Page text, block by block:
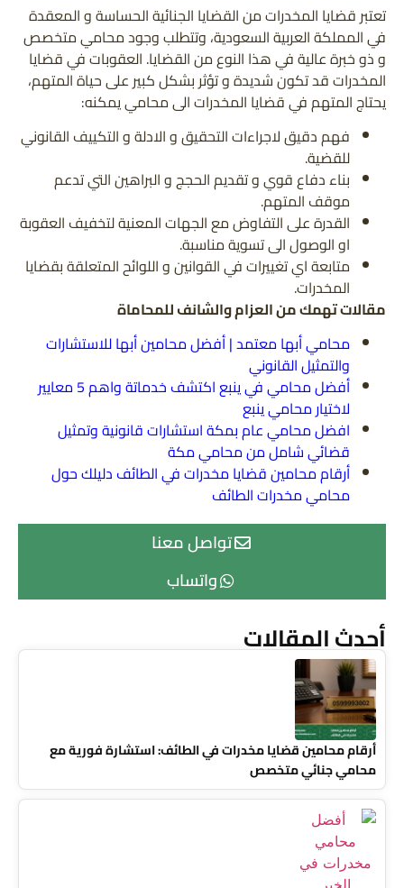
تواصل معنا
واتساب
أحدث المقالات
أرقام محامين قضايا مخدرات في الطائف: استشارة فورية مع
محامي جنائي متخصص
تعتبر قضايا المخدرات من القضايا الجنائية الحساسة و المعقدة
في المملكة العربية السعودية، وتتطلب وجود محامي متخصص
و ذو خبرة عالية في هذا النوع من القضايا. العقوبات في قضايا
المخدرات قد تكون شديدة و تؤثر بشكل كبير على حياة المتهم،
يحتاج المتهم في قضايا المخدرات الى محامي يمكنه:
فهم دقيق لاجراءات التحقيق و الادلة و التكييف القانوني
للقضية.
بناء دفاع قوي و تقديم الحجج و البراهين التي تدعم
موقف المتهم.
القدرة على التفاوض مع الجهات المعنية لتخفيف العقوبة
او الوصول الى تسوية مناسبة.
متابعة اي تغييرات في القوانين و اللوائح المتعلقة بقضايا
المخدرات.
مقالات تهمك من العزام والشانف للمحاماة
محامي أبها معتمد | أفضل محامين أبها للاستشارات
والتمثيل القانوني
أفضل محامي في ينبع اكتشف خدماتة واهم 5 معايير
لاختيار محامي ينبع
افضل محامي عام بمكة استشارات قانونية وتمثيل
قضائي شامل من محامي مكة
أرقام محامين قضايا مخدرات في الطائف دليلك حول
محامي مخدرات الطائف